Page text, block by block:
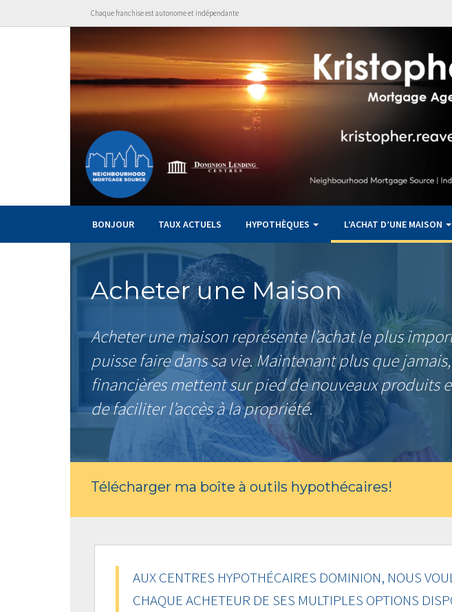
Chaque franchise est autonome et indépendante
BONJOUR TAUX ACTUELS HYPOTHÈQUES L’ACHAT D’UNE MAISON
Acheter une Maison
Acheter une maison représente l’achat le plus
puisse faire dans sa vie. Maintenant plus que
financières mettent sur pied de nouveaux produits
de faciliter l’accès à la propriété.
Télécharger ma boîte à outils hypothécaires!
AUX CENTRES HYPOTHÉCAIRES DOMINION, NOUS
CHAQUE ACHETEUR DE SES MULTIPLES OPTIONS